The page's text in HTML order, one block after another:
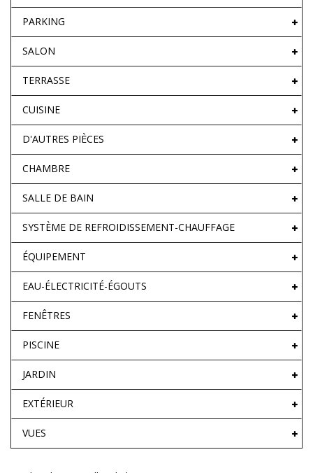
PARKING
SALON
TERRASSE
CUISINE
D'AUTRES PIÈCES
CHAMBRE
SALLE DE BAIN
SYSTÈME DE REFROIDISSEMENT-CHAUFFAGE
ÉQUIPEMENT
EAU-ÉLECTRICITÉ-ÉGOUTS
FENÊTRES
PISCINE
JARDIN
EXTÉRIEUR
VUES